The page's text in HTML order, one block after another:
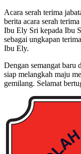
Acara serah terima
berita acara serah
Ibu Ely Sri kepada Ibu
sebagai ungkapan
Ibu Ely.
Dengan semangat baru
siap melangkah maju
gemilang. Selamat